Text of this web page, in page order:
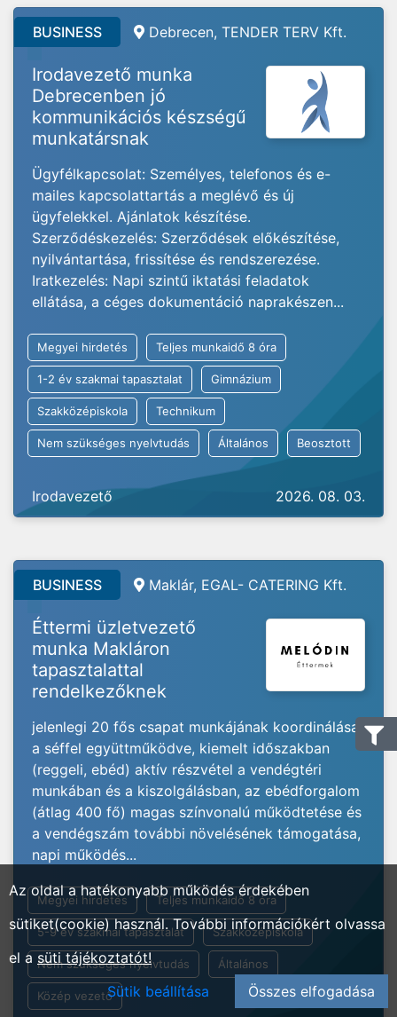
BUSINESS Debrecen, TENDER TERV Kft.
Irodavezető munka
Debrecenben jó
kommunikációs készségű
munkatársnak
Ügyfélkapcsolat: Személyes, telefonos és e-
mailes kapcsolattartás a meglévő és új
ügyfelekkel. Ajánlatok készítése.
Szerződéskezelés: Szerződések előkészítése,
nyilvántartása, frissítése és rendszerezése.
Iratkezelés: Napi szintű iktatási feladatok
ellátása, a céges dokumentáció naprakészen...
Megyei hirdetés Teljes munkaidő 8 óra
1-2 év szakmai tapasztalat Gimnázium
Szakközépiskola Technikum
Nem szükséges nyelvtudás Általános Beosztott
Irodavezető 2026. 08. 03.
BUSINESS Maklár, EGAL- CATERING Kft.
Éttermi üzletvezető
munka Makláron
tapasztalattal
rendelkezőknek
jelenlegi 20 fős csapat munkájának koordinálása
a séffel együttműködve, kiemelt időszakban
(reggeli, ebéd) aktív részvétel a vendégtéri
munkában és a kiszolgálásban, az ebédforgalom
(átlag 400 fő) magas színvonalú működtetése és
a vendégszám további növelésének támogatása,
napi működés...
Megyei hirdetés Teljes munkaidő 8 óra
5-9 év szakmai tapasztalat Szakközépiskola
Nem szükséges nyelvtudás Általános
Közép vezető
Az oldal a hatékonyabb működés érdekében
sütiket(cookie) használ. További információkért olvassa
el a süti tájékoztatót!
Sütik beállítása
Összes elfogadása